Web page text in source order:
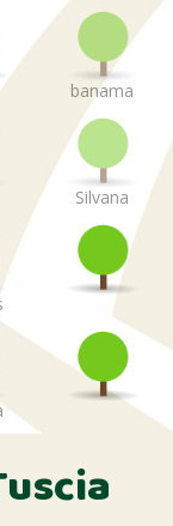
banama
Silvana